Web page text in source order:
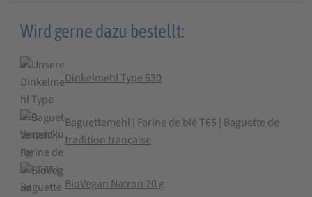
Wird gerne dazu bestellt:
Dinkelmehl Type 630
Baguettemehl | Farine de blé T65 | Baguette de
tradition française
BioVegan Natron 20 g